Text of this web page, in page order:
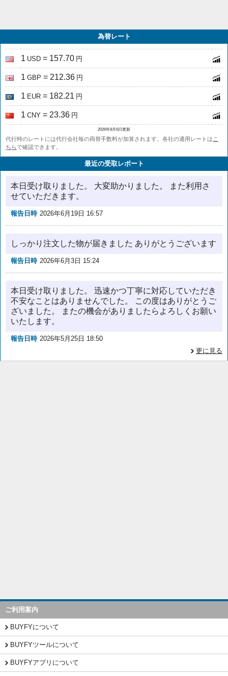
為替レート
1 USD = 157.70 円
1 GBP = 212.36 円
1 EUR = 182.21 円
1 CNY = 23.36 円
2026年8月6日更新
代行時のレートには代行会社毎の両替手数料が加算されます。各社の適用レートはこ
ちらで確認できます。
最近の受取レポート
本日受け取りました。 大変助かりました。 また利用さ
せていただきます。
報告日時 2026年6月19日 16:57
しっかり注文した物が届きました ありがとうございます
報告日時 2026年6月3日 15:24
本日受け取りました。 迅速かつ丁寧に対応していただき
不安なことはありませんでした。 この度はありがとうご
ざいました。 またの機会がありましたらよろしくお願い
いたします。
報告日時 2026年5月25日 18:50
更に見る
ご利用案内
BUYFYについて
BUYFYツールについて
BUYFYアプリについて